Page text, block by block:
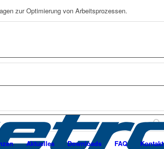
zur Optimierung von Arbeitsprozessen.
Aktuelles Downloads FAQ Kontakt